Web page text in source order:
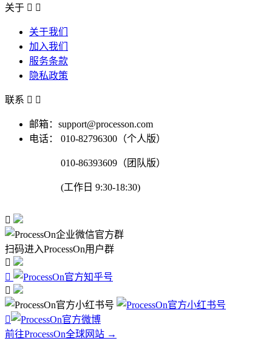
关于  
关于我们
加入我们
服务条款
隐私政策
联系  
邮箱：support@processon.com
电话：
010-82796300（个人版）
010-86393609（团队版）
(工作日 9:30-18:30)

扫码进入ProcessOn用户群




前往ProcessOn全球网站 →